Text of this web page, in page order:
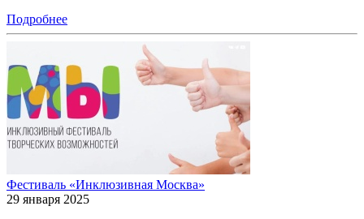
Подробнее
Фестиваль «Инклюзивная Москва»
29 января 2025